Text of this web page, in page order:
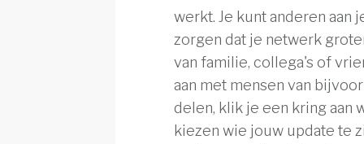
werkt. Je kunt anderen
zorgen dat je netwerk
van familie, collega's of
aan met mensen van
delen, klik je een kring aan
kiezen wie jouw update te